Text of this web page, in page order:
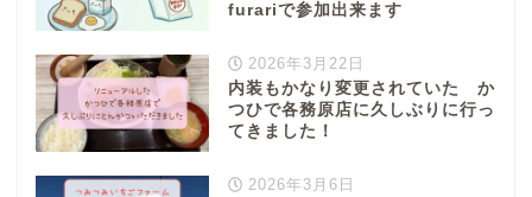
furariで参加出来ます
2026年3月22日
内装もかなり変更されていた か
つひで各務原店に久しぶりに行っ
てきました！
2026年3月6日